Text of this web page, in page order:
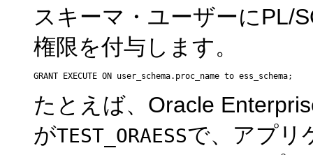
スキーマ・ユーザーにPL/
権限を付与します。
たとえば、Oracle
がTEST_ORAESSで、アプリ